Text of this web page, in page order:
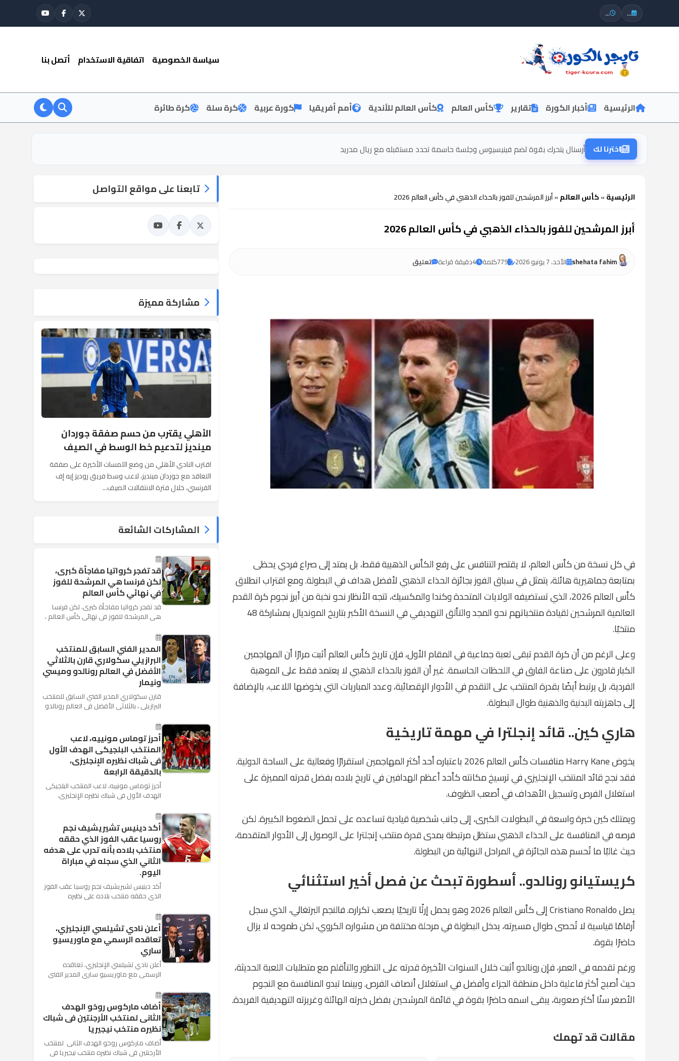
...
...
سياسة الخصوصية اتفاقية الاستخدام أتصل بنا
الرئيسية أخبار الكورة تقارير كأس العالم كأس العالم للأندية أمم أفريقيا كورة عربية كرة سلة كرة طائرة
اخترنا لك أرسنال يتحرك بقوة لضم فينيسيوس وجلسة حاسمة تحدد مستقبله مع ريال مدريد
الرئيسية»كأس العالم»أبرز المرشحين للفوز بالحذاء الذهبي في كأس العالم 2026
أبرز المرشحين للفوز بالحذاء الذهبي في كأس العالم 2026
shehata fahim الأحد، 7 يونيو 2026 779كلمة 4دقيقة قراءة تعليق
في كل نسخة من كأس العالم، لا يقتصر التنافس على رفع الكأس الذهبية فقط، بل يمتد إلى صراع فردي يحظى
بمتابعة جماهيرية هائلة، يتمثل في سباق الفوز بجائزة الحذاء الذهبي لأفضل هداف في البطولة. ومع اقتراب انطلاق
كأس العالم 2026، الذي تستضيفه الولايات المتحدة وكندا والمكسيك، تتجه الأنظار نحو نخبة من أبرز نجوم كرة القدم
العالمية المرشحين لقيادة منتخباتهم نحو المجد والتألق التهديفي في النسخة الأكبر بتاريخ المونديال بمشاركة 48
منتخبًا.
وعلى الرغم من أن كرة القدم تبقى لعبة جماعية في المقام الأول، فإن تاريخ كأس العالم أثبت مرارًا أن المهاجمين
الكبار قادرون على صناعة الفارق في اللحظات الحاسمة. غير أن الفوز بالحذاء الذهبي لا يعتمد فقط على الموهبة
الفردية، بل يرتبط أيضًا بقدرة المنتخب على التقدم في الأدوار الإقصائية، وعدد المباريات التي يخوضها اللاعب، بالإضافة
إلى جاهزيته البدنية والذهنية طوال البطولة.
هاري كين.. قائد إنجلترا في مهمة تاريخية
يخوض Harry Kane منافسات كأس العالم 2026 باعتباره أحد أكثر المهاجمين استقرارًا وفعالية على الساحة الدولية.
فقد نجح قائد المنتخب الإنجليزي في ترسيخ مكانته كأحد أعظم الهدافين في تاريخ بلاده بفضل قدرته المميزة على
استغلال الفرص وتسجيل الأهداف في أصعب الظروف.
ويمتلك كين خبرة واسعة في البطولات الكبرى، إلى جانب شخصية قيادية تساعده على تحمل الضغوط الكبيرة. لكن
فرصه في المنافسة على الحذاء الذهبي ستظل مرتبطة بمدى قدرة منتخب إنجلترا على الوصول إلى الأدوار المتقدمة،
حيث غالبًا ما تُحسم هذه الجائزة في المراحل النهائية من البطولة.
كريستيانو رونالدو.. أسطورة تبحث عن فصل أخير استثنائي
يصل Cristiano Ronaldo إلى كأس العالم 2026 وهو يحمل إرثًا تاريخيًا يصعب تكراره. فالنجم البرتغالي، الذي سجل
أرقامًا قياسية لا تُحصى طوال مسيرته، يدخل البطولة في مرحلة مختلفة من مشواره الكروي، لكن طموحه لا يزال
حاضرًا بقوة.
ورغم تقدمه في العمر، فإن رونالدو أثبت خلال السنوات الأخيرة قدرته على التطور والتأقلم مع متطلبات اللعبة الحديثة،
حيث أصبح أكثر فاعلية داخل منطقة الجزاء وأفضل في استغلال أنصاف الفرص. وبينما تبدو المنافسة مع النجوم
الأصغر سنًا أكثر صعوبة، يبقى اسمه حاضرًا بقوة في قائمة المرشحين بفضل خبرته الهائلة وغريزته التهديفية الفريدة.
مقالات قد تهمك
تابعنا على مواقع التواصل
مشاركة مميزة
الأهلي يقترب من حسم صفقة جوردان
مينديز لتدعيم خط الوسط في الصيف
اقترب النادي الأهلي من وضع اللمسات الأخيرة على صفقة
التعاقد مع جوردان مينديز، لاعب وسط فريق روديز إيه إف
الفرنسي، خلال فترة الانتقالات الصيف...
المشاركات الشائعة
قد تفجر كرواتيا مفاجأة كبرى،
لكن فرنسا هي المرشحة للفوز
في نهائي كأس العالم
قد تفجر كرواتيا مفاجأة كبرى، لكن فرنسا
هي المرشحة للفوز في نهائي كأس العالم ،
الروسية في يوم شديد الح...
المدير الفني السابق للمنتخب
البرازيلي سكولاري قارن بالثلاثي
الأفضل في العالم رونالدو وميسي
ونيمار
قارن سكولاري المدير الفني السابق للمنتخب
البرازيلي ، بالثلاثي الأفضل في العالم رونالدو
نجم ...
أحرز توماس مونييه، لاعب
المنتخب البلجيكى الهدف الأول
فى شباك نظيره الإنجليزى،
بالدقيقة الرابعة
أحرز توماس مونييه، لاعب المنتخب البلجيكى
الهدف الأول فى شباك نظيره الإنجليزى،
بينهما حاليا على م...
أكد دينيس تشيريشيف نجم
روسيا عقب الفوز الذي حققه
منتخب بلاده بأنه تدرب على هدفه
الثاني الذي سجله في مباراة
اليوم.
أكد دينيس تشيريشيف نجم روسيا عقب الفوز
الذي حققه منتخب بلاده على نظيره
كأس العالم بأنه تدرب على هد...
أعلن نادي تشيلسي الإنجليزي،
تعاقده الرسمي مع ماوريسيو
ساري
أعلن نادي تشيلسي الإنجليزي، تعاقده
الرسمي مع ماوريسيو ساري المدير الفني
المقبل وخلافة أنطونيو كو...
أضاف ماركوس روخو الهدف
الثانى لمنتخب الأرجنتين فى شباك
نظيره منتخب نيجيريا
أضاف ماركوس روخو الهدف الثانى لمنتخب
الأرجنتين فى شباك نظيره منتخب نيجيريا فى